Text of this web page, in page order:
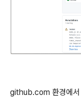
github.com 환경에서